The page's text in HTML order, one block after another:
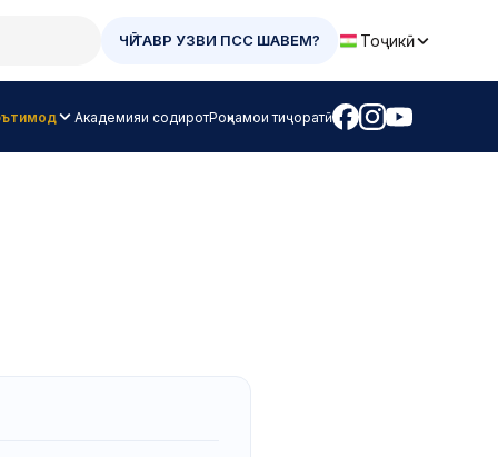
ЧӢ ТАВР УЗВИ ПСС ШАВЕМ? Тоҷикӣ
Академияи содиротРоҳнамои тиҷоратӣ